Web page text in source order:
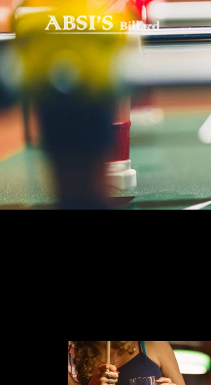
Panneau de gestion des cookies